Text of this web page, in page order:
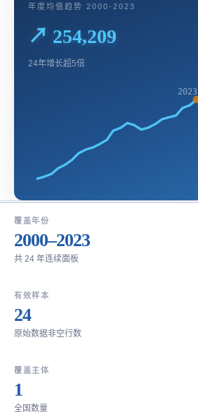
年度均值趋势 2000-2023
↗ 254,209
24年增长超5倍
2023
覆盖年份
2000–2023
共 24 年连续面板
有效样本
24
原始数据非空行数
覆盖主体
1
全国数量